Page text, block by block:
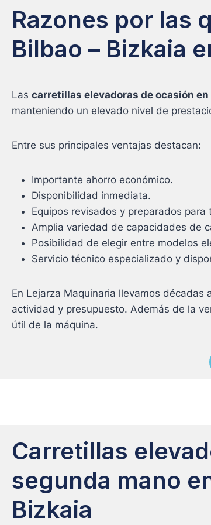
Razones por las
Bilbao – Bizkaia
Las carretillas elevadoras de ocasión en
manteniendo un elevado nivel de
Entre sus principales ventajas destacan:
Importante ahorro económico.
Disponibilidad inmediata.
Equipos revisados y preparados para
Amplia variedad de capacidades de
Posibilidad de elegir entre modelos
Servicio técnico especializado y
En Lejarza Maquinaria llevamos
actividad y presupuesto. Además de la
útil de la máquina.
Carretillas
segunda mano
Bizkaia